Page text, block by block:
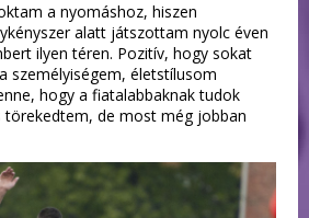
a nyomáshoz, hiszen
alatt játszottam nyolc éven
ilyen téren. Pozitív, hogy sokat
személyiségem, életstílusom
hogy a fiatalabbaknak tudok
törekedtem, de most még jobban